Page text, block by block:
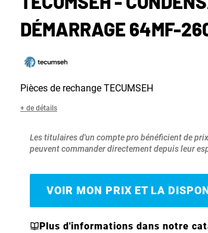
DÉMARRAGE 64MF-
Pièces de rechange TECUMSEH
+ de détails
Les titulaires d'un compte pro bénéficient de
peuvent commander directement depuis leur
VOIR MON PRIX ET LA
Plus d'informations dans notre